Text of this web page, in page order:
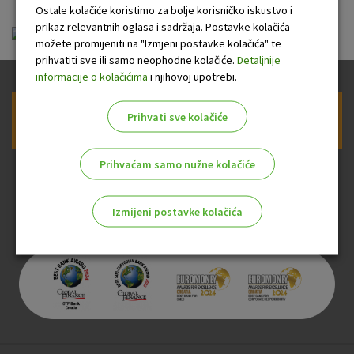
Opci uvjeti OTP Pomoc na cesti (CLASSIC).pdf
Prijava na newsletter OTP banke
Ostale kolačiće koristimo za bolje korisničko iskustvo i
prikaz relevantnih oglasa i sadržaja. Postavke kolačića
možete promijeniti na "Izmjeni postavke kolačića" te
prihvatiti sve ili samo neophodne kolačiće. Detaljnije
informacije o kolačićima i njihovoj upotrebi.
Prihvati sve kolačiće
Prihvaćam samo nužne kolačiće
Izmijeni postavke kolačića